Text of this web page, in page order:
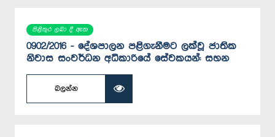
පිළිතුර ලබා දී ඇත
0902/2016 - දේශපාලන පළිගැනීමට ලක්වූ ජාතික
නිවාස සංවර්ධන අධිකාරියේ සේවකයන්: සහන
බලන්න